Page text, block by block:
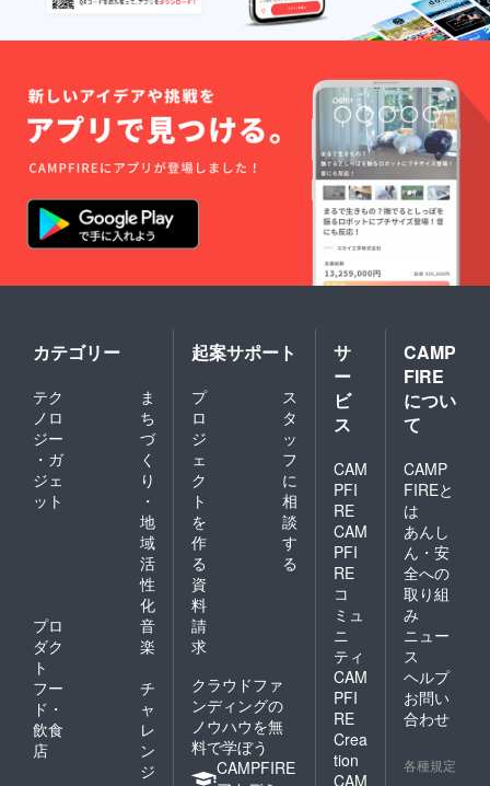
カテゴリー
テク
ノロ
ジー
・ガ
ジェ
ット
ま
ち
づ
く
り
・
地
域
活
性
化
プロ
ダク
ト
音
楽
フー
ド・
飲食
店
チ
ャ
レ
ン
ジ
起案サポート
プ
ロ
ジ
ェ
ク
ト
を
作
る
ス
タ
ッ
フ
に
相
談
す
る
資
料
請
求
クラウドファ
ンディングの
ノウハウを無
料で学ぼう
CAMPFIRE
サ
ー
ビ
ス
CAM
PFI
RE
CAM
PFI
RE
コ
ミュ
ニ
ティ
CAM
PFI
RE
Crea
tion
CAM
CAMP
FIRE
につい
て
CAMP
FIREと
は
あんし
ん・安
全への
取り組
み
ニュー
ス
ヘルプ
お問い
合わせ
各種規定